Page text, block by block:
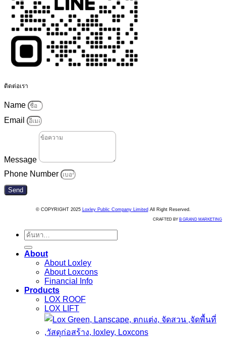
ติดต่อเรา
Name
Email
Message
Phone Number
Send
© COPYRIGHT 2025 Loxley Public Company Limited All Right Reserved.
CRAFTED BY B GRAND MARKETING
ค้นหา:
About
About Loxley
About Loxcons
Financial Info
Products
LOX ROOF
LOX LIFT